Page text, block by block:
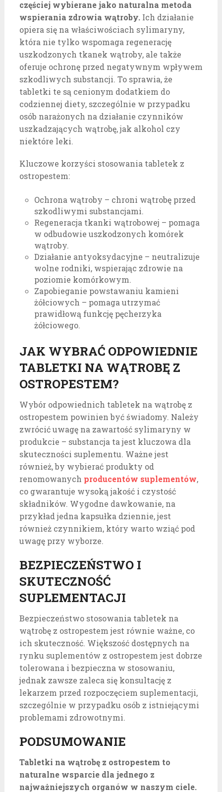
częściej wybierane jako naturalna metoda
wspierania zdrowia wątroby.Ich działanie
opiera się na właściwościach sylimaryny,
która nie tylko wspomaga regenerację
uszkodzonych tkanek wątroby, ale także
oferuje ochronę przed negatywnym wpływem
szkodliwych substancji. To sprawia, że
tabletki te są cenionym dodatkiem do
codziennej diety, szczególnie w przypadku
osób narażonych na działanie czynników
uszkadzających wątrobę, jak alkohol czy
niektóre leki.
Kluczowe korzyści stosowania tabletek z
ostropestem:
Ochrona wątroby – chroni wątrobę przed
szkodliwymi substancjami.
Regeneracja tkanki wątrobowej – pomaga
w odbudowie uszkodzonych komórek
wątroby.
Działanie antyoksydacyjne – neutralizuje
wolne rodniki, wspierając zdrowie na
poziomie komórkowym.
Zapobieganie powstawaniu kamieni
żółciowych – pomaga utrzymać
prawidłową funkcję pęcherzyka
żółciowego.
JAK WYBRAĆ ODPOWIEDNIE
TABLETKI NA WĄTROBĘ Z
OSTROPESTEM?
Wybór odpowiednich tabletek na wątrobę z
ostropestem powinien być świadomy. Należy
zwrócić uwagę na zawartość sylimaryny w
produkcie – substancja ta jest kluczowa dla
skuteczności suplementu. Ważne jest
również, by wybierać produkty od
renomowanych producentów suplementów,
co gwarantuje wysoką jakość i czystość
składników. Wygodne dawkowanie, na
przykład jedna kapsułka dziennie, jest
również czynnikiem, który warto wziąć pod
uwagę przy wyborze.
BEZPIECZEŃSTWO I
SKUTECZNOŚĆ
SUPLEMENTACJI
Bezpieczeństwo stosowania tabletek na
wątrobę z ostropestem jest równie ważne, co
ich skuteczność. Większość dostępnych na
rynku suplementów z ostropestem jest dobrze
tolerowana i bezpieczna w stosowaniu,
jednak zawsze zaleca się konsultację z
lekarzem przed rozpoczęciem suplementacji,
szczególnie w przypadku osób z istniejącymi
problemami zdrowotnymi.
PODSUMOWANIE
Tabletki na wątrobę z ostropestem to
naturalne wsparcie dla jednego z
najważniejszych organów w naszym ciele.